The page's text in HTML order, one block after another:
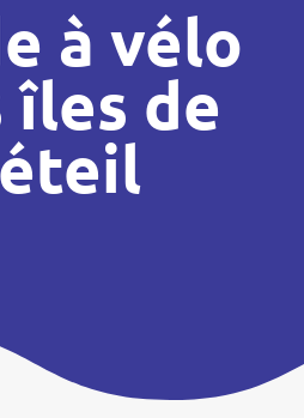
à vélo
îles de